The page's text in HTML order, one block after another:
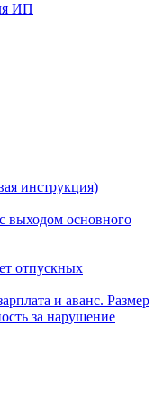
ИП
инструкция)
выходом основного
отпускных
и аванс. Размер
за нарушение